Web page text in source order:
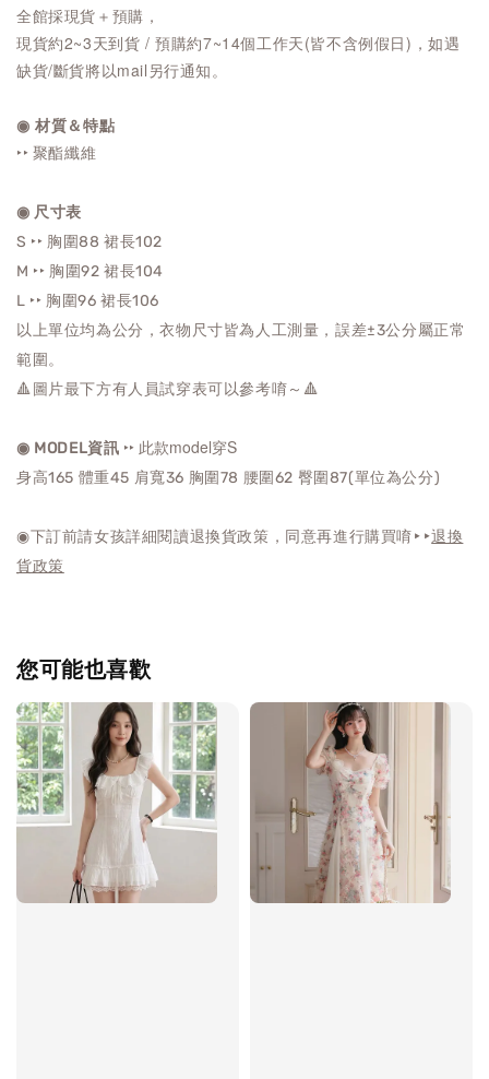
全館採現貨＋預購，
現貨約2~3天到貨 / 預購約7~14個工作天(皆不含例假日)，如遇
缺貨/斷貨將以mail另行通知。
◉ 材質＆特點
‣‣ 聚酯纖維
◉ 尺寸表
S ‣‣ 胸圍88裙長102
M ‣‣ 胸圍92裙長104
L ‣‣ 胸圍96裙長106
以上單位均為公分，衣物尺寸皆為人工測量，誤差±3公分屬正常
範圍。
🔺圖片最下方有人員試穿表可以參考唷～🔺
◉ MODEL資訊 ‣‣ 此款model穿S
身高165 體重45 肩寬36 胸圍78 腰圍62 臀圍87(單位為公分)
◉下訂前請女孩詳細閱讀退換貨政策，同意再進行購買唷‣‣退換
貨政策
您可能也喜歡